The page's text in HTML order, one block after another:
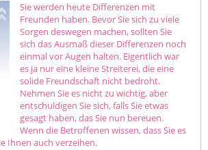
Sie werden heute Differenzen mit
Freunden haben. Bevor Sie sich zu viele
Sorgen deswegen machen, sollten Sie
sich das Ausmaß dieser Differenzen noch
einmal vor Augen halten. Eigentlich war
es ja nur eine kleine Streiterei, die eine
solide Freundschaft nicht bedroht.
Nehmen Sie es nicht zu wichtig, aber
entschuldigen Sie sich, falls Sie etwas
gesagt haben, das Sie nun bereuen.
Wenn die Betroffenen wissen, dass Sie es
Ihnen auch verzeihen.